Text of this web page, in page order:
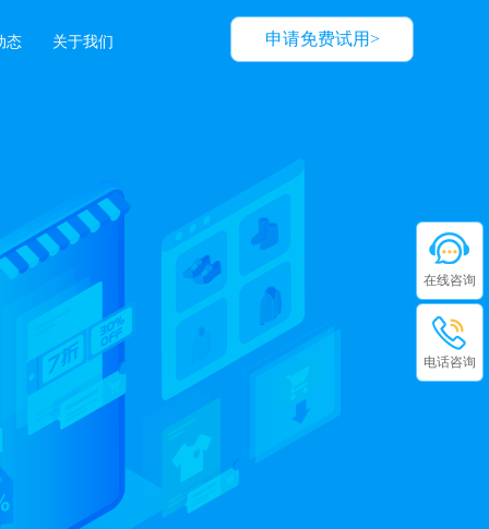
申请免费试用>
态 关于我们
在线咨询
电话咨询